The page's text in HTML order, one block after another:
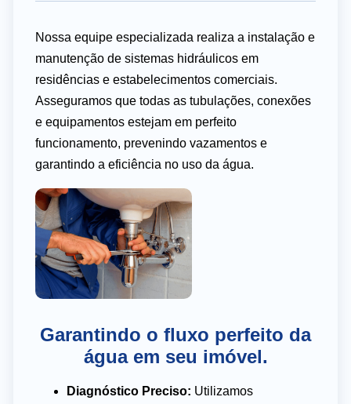
Nossa equipe especializada realiza a instalação e
manutenção de sistemas hidráulicos em
residências e estabelecimentos comerciais.
Asseguramos que todas as tubulações, conexões
e equipamentos estejam em perfeito
funcionamento, prevenindo vazamentos e
garantindo a eficiência no uso da água.
Garantindo o fluxo perfeito da
água em seu imóvel.
Diagnóstico Preciso: Utilizamos